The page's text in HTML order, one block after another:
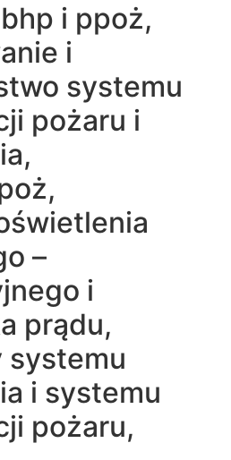
i ppoż,
i
systemu
pożaru i
–
i
prądu,
systemu
i systemu
pożaru,